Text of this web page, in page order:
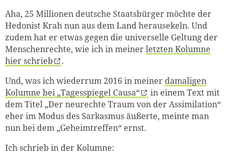
Aha, 25 Millionen deutsche Staatsbürger möchte der
Hedonist Krah nun aus dem Land herausekeln. Und
zudem hat er etwas gegen die universelle Geltung der
Menschenrechte, wie ich in meinerletzten Kolumne
hier schrieb
.
Und, was ich wiederrum 2016 in meiner damaligen
Kolumne bei „Tagesspiegel Causa“
in einem Text mit
dem Titel „Der neurechte Traum von der Assimilation“
eher im Modus des Sarkasmus äußerte, meinte man
nun bei dem „Geheimtreffen“ ernst.
Ich schrieb in der Kolumne: